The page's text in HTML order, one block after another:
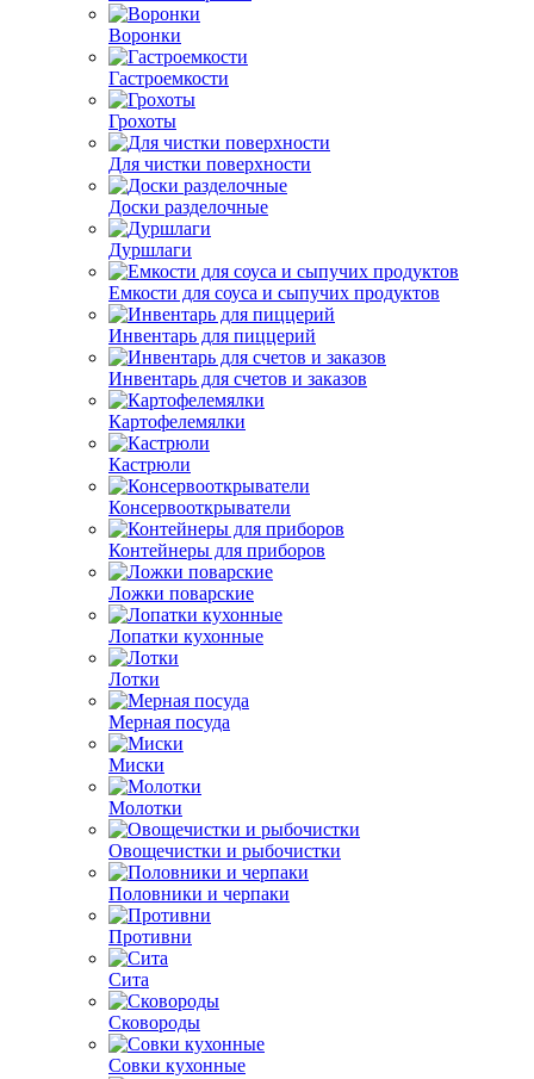
Воронки
Гастроемкости
Грохоты
Для чистки поверхности
Доски разделочные
Дуршлаги
Емкости для соуса и сыпучих продуктов
Инвентарь для пиццерий
Инвентарь для счетов и заказов
Картофелемялки
Кастрюли
Консервооткрыватели
Контейнеры для приборов
Ложки поварские
Лопатки кухонные
Лотки
Мерная посуда
Миски
Молотки
Овощечистки и рыбочистки
Половники и черпаки
Противни
Сита
Сковороды
Совки кухонные